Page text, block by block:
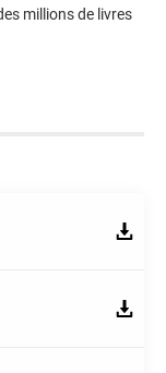
millions de livres